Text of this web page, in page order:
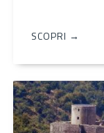
SCOPRI →